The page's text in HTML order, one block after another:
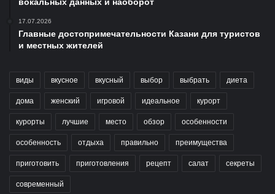
17.07.2026
Главные достопримечательности Казани для туристов
и местных жителей
виды вкусное вкусный выбор выбрать диета
дома женский игровой идеальное курорт
курорты лучшие место обзор особенности
особенность отдыха правильно преимущества
приготовить приготовления рецепт салат секреты
современный